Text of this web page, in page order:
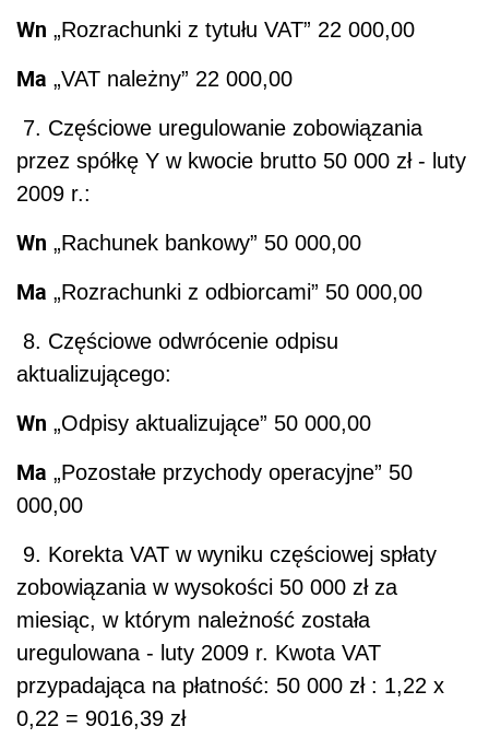
Wn „Rozrachunki z tytułu VAT” 22 000,00
Ma „VAT należny” 22 000,00
7. Częściowe uregulowanie zobowiązania
przez spółkę Y w kwocie brutto 50 000 zł - luty
2009 r.:
Wn „Rachunek bankowy” 50 000,00
Ma „Rozrachunki z odbiorcami” 50 000,00
8. Częściowe odwrócenie odpisu
aktualizującego:
Wn „Odpisy aktualizujące” 50 000,00
Ma „Pozostałe przychody operacyjne” 50
000,00
9. Korekta VAT w wyniku częściowej spłaty
zobowiązania w wysokości 50 000 zł za
miesiąc, w którym należność została
uregulowana - luty 2009 r. Kwota VAT
przypadająca na płatność: 50 000 zł : 1,22 x
0,22 = 9016,39 zł